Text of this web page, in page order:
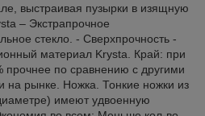
выстраивая пузырки в изящную
– Экстрапрочное
стекло. - Сверхпрочность -
материал Krysta. Край: при
по сравнению с другими
на рынке. Ножка. Тонкие ножки из
имеют удвоенную